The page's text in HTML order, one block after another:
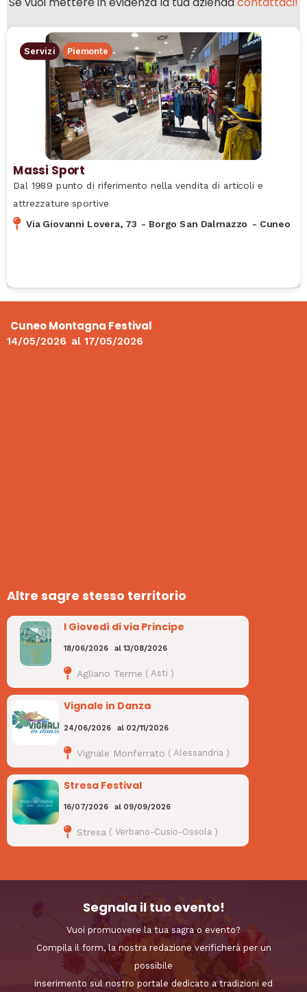
Servizi Piemonte
Massi Sport
Dal 1989 punto di riferimento nella vendita di articoli e
attrezzature sportive
Via Giovanni Lovera, 73 - Borgo San Dalmazzo - Cuneo
Cuneo Montagna Festival
14/05/2026 al 17/05/2026
Altre sagre stesso territorio
I Giovedì di via Principe
18/06/2026 al 13/08/2026
Agliano Terme ( Asti )
Vignale in Danza
24/06/2026 al 02/11/2026
Vignale Monferrato ( Alessandria )
Stresa Festival
16/07/2026 al 09/09/2026
Stresa ( Verbano-Cusio-Ossola)
Segnala il tuo evento!
Vuoi promuovere la tua sagra o evento?
Compila il form, la nostra redazione verificherà per un
possibile
inserimento sul nostro portale dedicato a tradizioni ed